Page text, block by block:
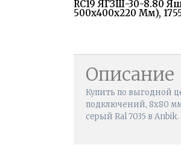
RC19 ЯГЗШ-30-8.80
500х400х220 Мм),
Описание
Купить по выгодной
подключений, 8х80
серый Ral 7035 в